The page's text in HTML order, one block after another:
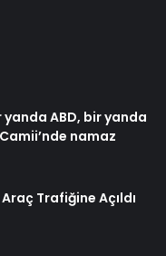
yanda ABD, bir yanda
namaz
Trafiğine Açıldı